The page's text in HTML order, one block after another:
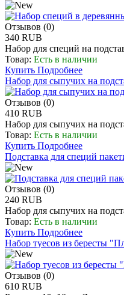
Отзывов (0)
340 RUB
Набор для специй на
Товар: Есть в наличии
Купить Подробнее
Набор для сыпучих на
Отзывов (0)
410 RUB
Набор для сыпучих на
Товар: Есть в наличии
Купить Подробнее
Подставка для специй
Отзывов (0)
240 RUB
Набор для сыпучих на
Товар: Есть в наличии
Купить Подробнее
Набор туесов из бересты
Отзывов (0)
610 RUB